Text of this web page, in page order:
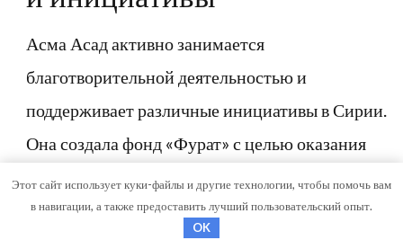
Асма Асад активно занимается
благотворительной деятельностью и
поддерживает различные инициативы в Сирии.
Она создала фонд «Фурат» с целью оказания
помощи в трудных условиях проживания и
восстановления страны после войны.
Этот сайт использует куки-файлы и другие технологии, чтобы помочь вам
в навигации, а также предоставить лучший пользовательский опыт.
OK